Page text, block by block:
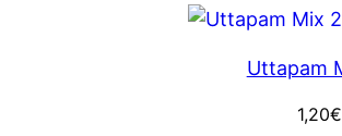
Uttapam
1,20€